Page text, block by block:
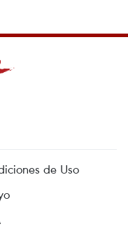
de Uso